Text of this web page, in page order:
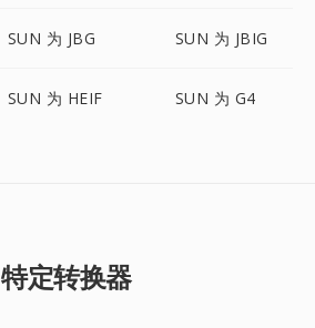
SUN 为 JBG SUN 为 JBIG
SUN 为 HEIF SUN 为 G4
特定转换器